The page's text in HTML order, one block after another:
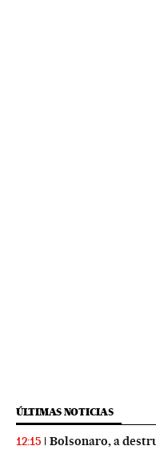
ÚLTIMAS NOTICIAS
12:15 Bolsonaro, a